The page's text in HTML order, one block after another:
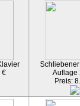
€
Auflage
Preis: